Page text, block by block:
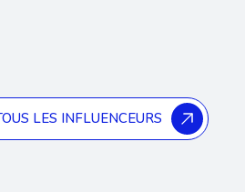
LES INFLUENCEURS